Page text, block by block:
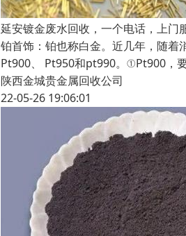
延安镀金废水回收，一个电话，上门
铂首饰：铂也称白金。近几年，随着
Pt900、 Pt950和pt990。①Pt900，
陕西金城贵金属回收公司
22-05-26 19:06:01